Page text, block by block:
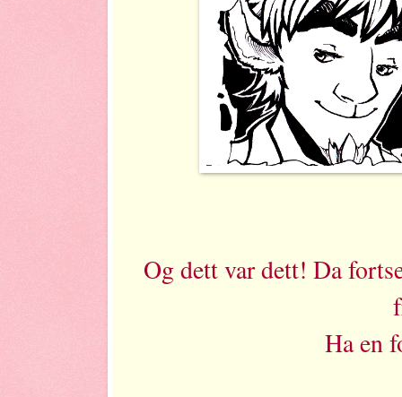
Og dett var dett! Da
Ha en